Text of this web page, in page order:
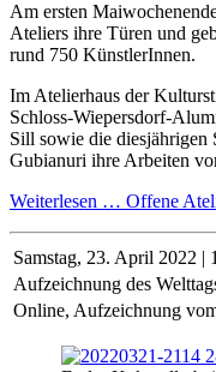
Am ersten
Ateliers ihre Türen und
rund 750 KünstlerInnen.
Im Atelierhaus der
Schloss-Wiepersdorf-
Sill sowie die
Gubianuri ihre Arbeiten
Weiterlesen … Offene
Samstag, 23. April 2022 |
Aufzeichnung des
Online, Aufzeichnung